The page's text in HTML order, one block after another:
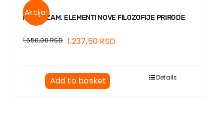
Akcija!
FUTURIZAM. ELEMENTI NOVE FILOZOFIJE PRIRODE
1.650,00RSD 1.237,50 RSD
Add to basket Details